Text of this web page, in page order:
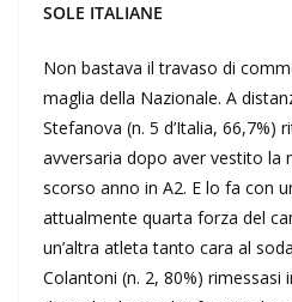
SOLE ITALIANE
Non bastava il travaso di
maglia della Nazionale. A
Stefanova (n. 5 d’Italia, 66,7%)
avversaria dopo aver vestito la
scorso anno in A2. E lo fa con
attualmente quarta forza del
un’altra atleta tanto cara al
Colantoni (n. 2, 80%) rimessasi